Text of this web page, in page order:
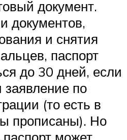
документ.
документов,
и снятия
паспорт
до 30 дней, если
по
(то есть в
прописаны). Но